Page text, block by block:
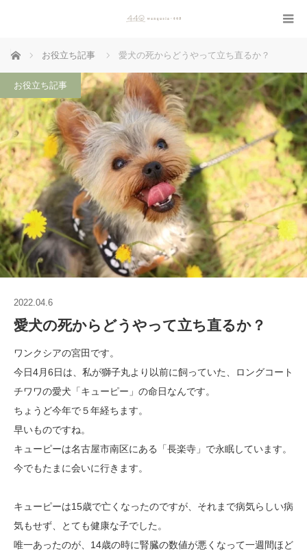
ホーム お役立ち記事 愛犬の死からどうやって立ち直るか？
お役立ち記事
2022.04.6
愛犬の死からどうやって立ち直るか？
ワンクシアの宮田です。
今日4月6日は、私が獅子丸より以前に飼っていた、ロングコート
チワワの愛犬「キューピー」の命日なんです。
ちょうど今年で５年経ちます。
早いものですね。
キューピーは名古屋市南区にある「長楽寺」で永眠しています。
今でもたまに会いに行きます。
キューピーは15歳で亡くなったのですが、それまで病気らしい病
気もせず、とても健康な子でした。
唯一あったのが、14歳の時に腎臓の数値が悪くなって一週間ほど